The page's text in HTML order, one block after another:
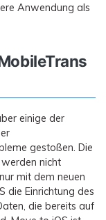
Anwendung als
einige der
gestoßen. Die
nicht
mit dem neuen
die Einrichtung des
die bereits auf